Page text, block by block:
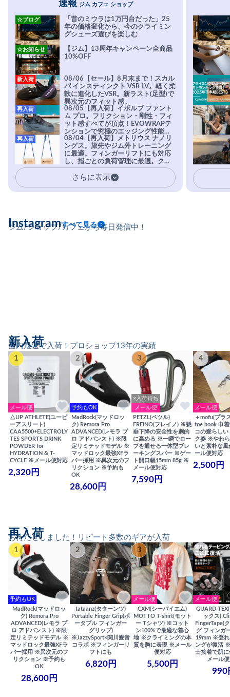
速報 ジム カフェ ショップ
「昔のミウラは1万円台だった」25
年の価格変化から、今のクライミン
グシューズ選びを楽しむ
☆ブログ
【ジム】13周年キャンペーン全商品
10%OFF
☆お知らせ
08/06【セール】8月末まで！スカル
パ インスティンクト VSR LV。軽く柔
軟に進化したVSR。新ラスト(足型)で
異次元のフィット感。
新入荷
08/05【再入荷】イボルブ ファント
ム プロ。フリクション・剛性・フィ
ット感すべてが頂点！EVOWRAPテ
ンションで究極のエッジング性能を
実現。進化系ラバーEvo-74はTRAX
を凌駕する粘着力で極小ホールドに
安心感。
再入荷
08/04【再入荷】メトリウス ナノリ
ングス。旅先やジム外トレーニング
に最適。フィンガーリフトにも対応
し、指ごとの負荷管理に最適。クラ
イマーの指を本気で鍛えるギア。
再入荷
さらに表示
ジム/ショップ/カフェから毎日発信中！
Instagramすべて見る
国内最速で入荷！プロショップ13年の実績
新入荷
1
メール便
△UP ATHLETE(ユーピ
ーアスリート)
CAA5500+ELECTROLY
TES SPORTS DRINK
POWDER for
HYDRATION & T-
CYCLE ※メール便対応
2,320円
2
予約もOK
MadRock(マッドロッ
ク) Remora Pro
ADVANCED(レモラ プ
ロ アドバンスト) ※限
定リミテッドモデル ※
マッドロック最強XFラ
バー採用 ※異次元のフ
リクション ※予約も
OK
28,600円
3
×入荷待ち
メール便
PETZL(ペツル)
FREINO(フレイノ) ※懸
垂下降の安全性を劇的
に高める ※一瞬でロー
プを通せる一体型ブレ
ーキングスパー ※ゲー
ト開口幅15mm 85g ※
メール便対応
7,590円
4
メール便
＋mofu(プラ
toe hook 巾
コの愛らしい
ク姿 ※やわ
いと素朴な
ール便対応
2,500円
お待たせしました！リピート多数のギアが入荷
再入荷
1
予約もOK
MadRock(マッドロッ
ク) Remora Pro
ADVANCED(レモラ プ
ロ アドバンスト) ※限
定リミテッドモデル ※
マッドロック最強XFラ
バー採用 ※異次元のフ
リクション ※予約も
OK
28,600円
2
tataanz(タターンツ)
Portable Finger Grip(ポ
ータブル フィンガー
グリップ)
※JazzySport×関川愛音
コラボ ※フィンガーリ
フトにも
6,820円
3
メール便
CXM(シーバイエム)
MOTTO T-shirt(モット
ー Tシャツ) ※コット
ン100%で最適な着心
地 ※クライミングの本
質を胸に表現 ※メール
便対応
5,500円
4
メール便
GUARD-
ックス)
FingerTape(
グ フィンガ
19mm ※登れ
ングが復活
士接着で肌
メール
990